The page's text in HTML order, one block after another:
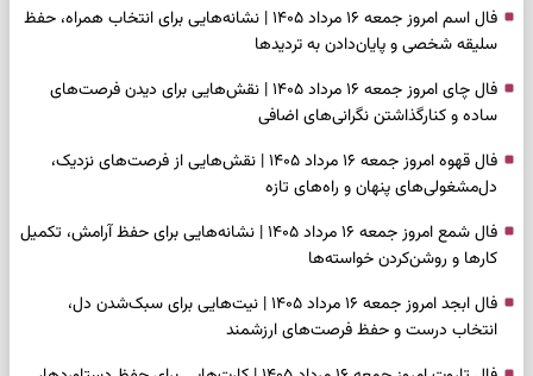
فال اسم امروز جمعه ۱۶ مرداد ۱۴۰۵ | نشانه‌هایی برای انتخاب همراه، حفظ
سلیقه شخصی و پایان‌دادن به تردیدها
فال چای امروز جمعه ۱۶ مرداد ۱۴۰۵ | نقش‌هایی برای دیدن فرصت‌های
ساده و کنارگذاشتن نگرانی‌های اضافی
فال قهوه امروز جمعه ۱۶ مرداد ۱۴۰۵ | نقش‌هایی از فرصت‌های نزدیک،
دل‌مشغولی‌های پنهان و راه‌های تازه
فال شمع امروز جمعه ۱۶ مرداد ۱۴۰۵ | نشانه‌هایی برای حفظ آرامش، تکمیل
کارها و روشن‌کردن خواسته‌ها
فال ابجد امروز جمعه ۱۶ مرداد ۱۴۰۵ | نیت‌هایی برای سبک‌شدن دل،
انتخاب درست و حفظ فرصت‌های ارزشمند